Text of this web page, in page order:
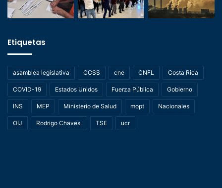
Etiquetas
asamblea legislativa CCSS cne CNFL Costa Rica
COVID-19 Estados Unidos Fuerza Pública Gobierno
INS MEP Ministerio de Salud mopt Nacionales
OIJ Rodrigo Chaves. TSE ucr